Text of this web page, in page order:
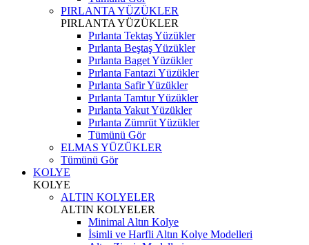
PIRLANTA YÜZÜKLER
PIRLANTA YÜZÜKLER
Pırlanta Tektaş Yüzükler
Pırlanta Beştaş Yüzükler
Pırlanta Baget Yüzükler
Pırlanta Fantazi Yüzükler
Pırlanta Safir Yüzükler
Pırlanta Tamtur Yüzükler
Pırlanta Yakut Yüzükler
Pırlanta Zümrüt Yüzükler
Tümünü Gör
ELMAS YÜZÜKLER
Tümünü Gör
KOLYE
KOLYE
ALTIN KOLYELER
ALTIN KOLYELER
Minimal Altın Kolye
İsimli ve Harfli Altın Kolye Modelleri